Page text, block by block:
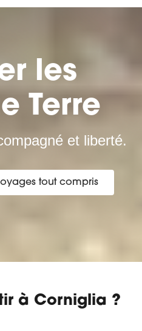
les
Terre
et liberté.
tout compris
à Corniglia ?